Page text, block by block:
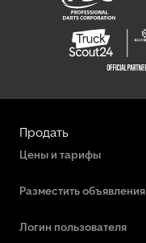
Продать
Цены и тарифы
Разместить объявления
Логин пользователя